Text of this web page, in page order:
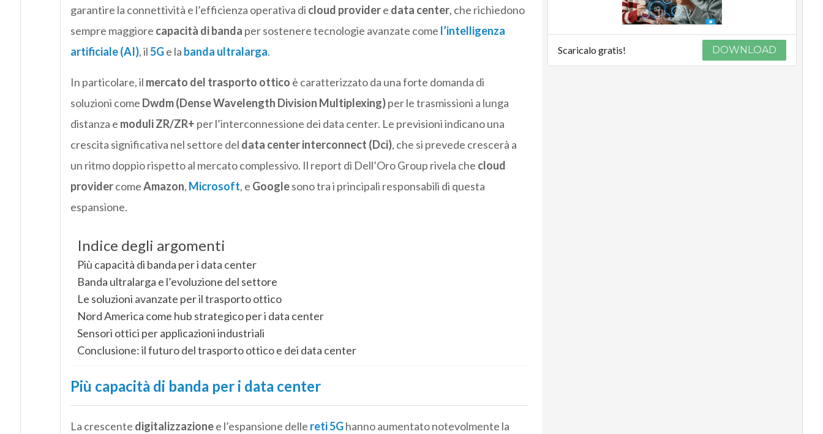
garantire la connettività e l’efficienza operativa di cloud providere data center, che richiedono
sempre maggiore capacità di banda per sostenere tecnologie avanzate come l’intelligenza
artificiale (AI), il5Ge la banda ultralarga.
In particolare, il mercato del trasporto ottico è caratterizzato da una forte domanda di
soluzioni come Dwdm (Dense Wavelength Division Multiplexing)per le trasmissioni a lunga
distanza e moduli ZR/ZR+ per l’interconnessione dei data center. Le previsioni indicano una
crescita significativa nel settore del data center interconnect (Dci), che si prevede crescerà a
un ritmo doppio rispetto al mercato complessivo. Il report di Dell’Oro Group rivela che cloud
providercomeAmazon, Microsoft, e Googlesono tra i principali responsabili di questa
espansione.
Indice degli argomenti
Più capacità di banda per i data center
Banda ultralarga e l’evoluzione del settore
Le soluzioni avanzate per il trasporto ottico
Nord America come hub strategico per i data center
Sensori ottici per applicazioni industriali
Conclusione: il futuro del trasporto ottico e dei data center
Più capacità di banda per i data center
La crescente digitalizzazionee l’espansione delle reti 5Ghanno aumentato notevolmente la
Scaricalo gratis! DOWNLOAD